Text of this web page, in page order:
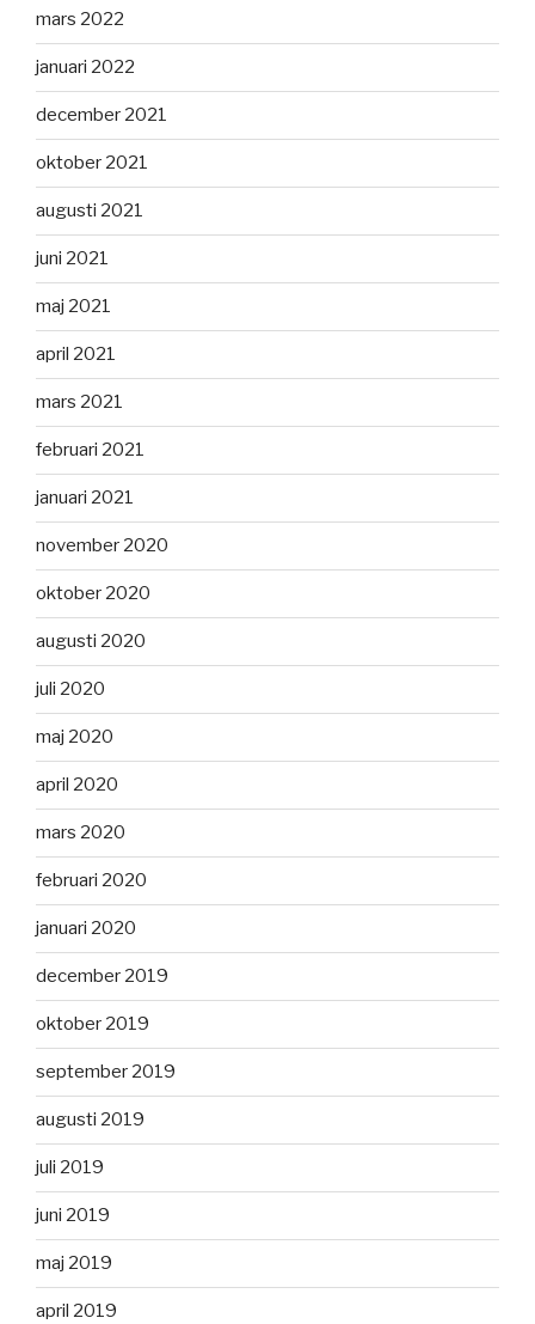
mars 2022
januari 2022
december 2021
oktober 2021
augusti 2021
juni 2021
maj 2021
april 2021
mars 2021
februari 2021
januari 2021
november 2020
oktober 2020
augusti 2020
juli 2020
maj 2020
april 2020
mars 2020
februari 2020
januari 2020
december 2019
oktober 2019
september 2019
augusti 2019
juli 2019
juni 2019
maj 2019
april 2019